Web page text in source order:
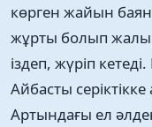
көрген жайын баян
жұрты болып
іздеп, жүріп
Айбасты
Артындағы ел